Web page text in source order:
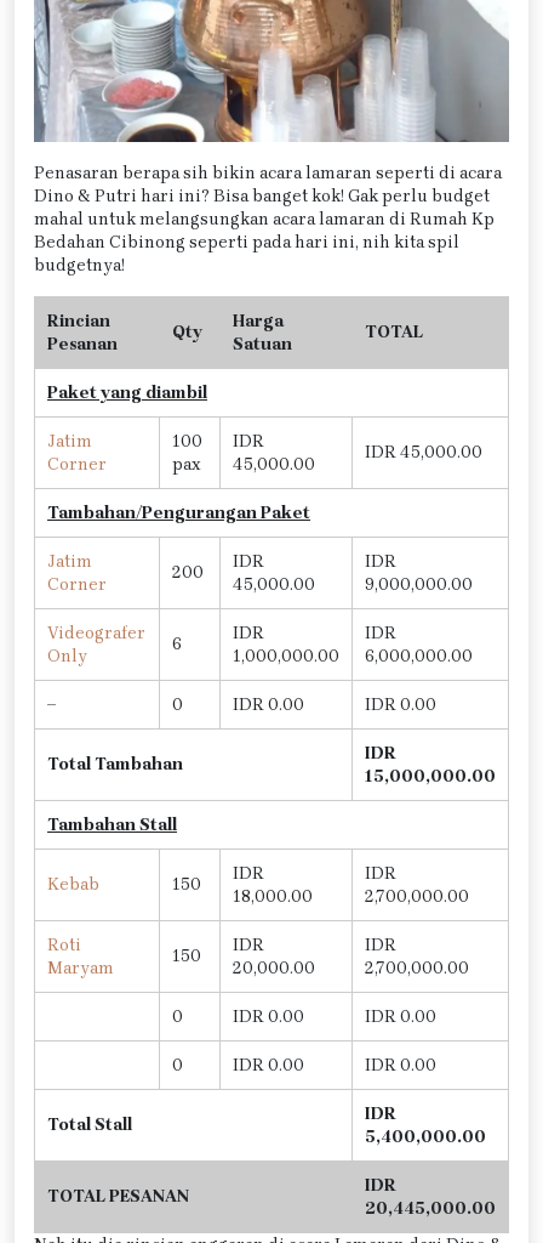
Penasaran berapa sih bikin acara lamaran seperti di acara
Dino & Putri hari ini? Bisa banget kok! Gak perlu budget
mahal untuk melangsungkan acara lamaran di Rumah Kp
Bedahan Cibinong seperti pada hari ini, nih kita spil
budgetnya!
Rincian
Pesanan
Qty
Harga
Satuan
TOTAL
Paket yang diambil
Jatim
Corner
100
pax
IDR
45,000.00
IDR 45,000.00
Tambahan/Pengurangan Paket
Jatim
Corner
200
IDR
45,000.00
IDR
9,000,000.00
Videografer
Only
6
IDR
1,000,000.00
IDR
6,000,000.00
– 0 IDR 0.00 IDR 0.00
Total Tambahan
IDR
15,000,000.00
Tambahan Stall
Kebab 150
IDR
18,000.00
IDR
2,700,000.00
Roti
Maryam
150
IDR
20,000.00
IDR
2,700,000.00
0 IDR 0.00 IDR 0.00
0 IDR 0.00 IDR 0.00
Total Stall
IDR
5,400,000.00
TOTAL PESANAN
IDR
20,445,000.00